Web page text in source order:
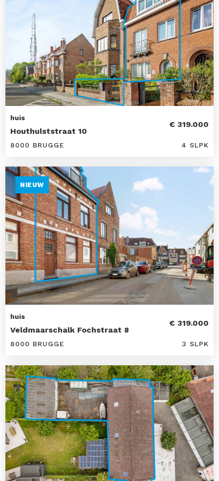
huis
Houthulststraat 10
€ 319.000
8000 BRUGGE 4 SLPK
NIEUW
huis
Veldmaarschalk Fochstraat 8
€ 319.000
8000 BRUGGE 3 SLPK